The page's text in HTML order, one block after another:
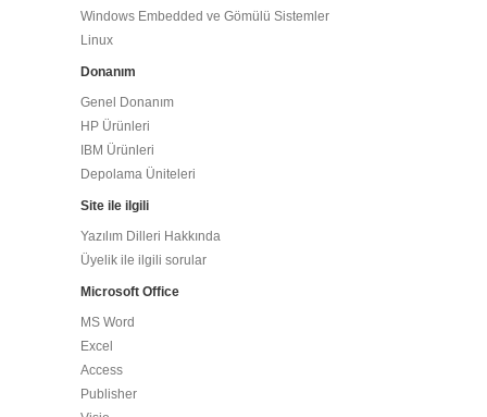
Windows Embedded ve Gömülü Sistemler
Linux
Donanım
Genel Donanım
HP Ürünleri
IBM Ürünleri
Depolama Üniteleri
Site ile ilgili
Yazılım Dilleri Hakkında
Üyelik ile ilgili sorular
Microsoft Office
MS Word
Excel
Access
Publisher